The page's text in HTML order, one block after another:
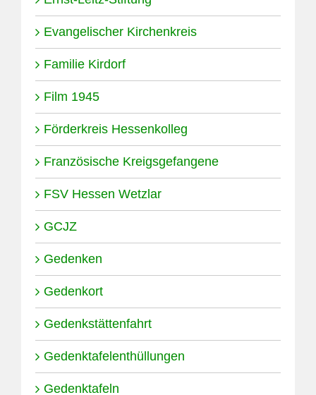
Evangelischer Kirchenkreis
Familie Kirdorf
Film 1945
Förderkreis Hessenkolleg
Französische Kreigsgefangene
FSV Hessen Wetzlar
GCJZ
Gedenken
Gedenkort
Gedenkstättenfahrt
Gedenktafelenthüllungen
Gedenktafeln